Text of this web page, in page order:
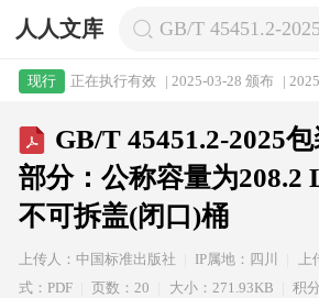
人人文库 GB/T 45451.2-
现行 正在执行有效 | 2025-03-28 颁布 |
GB/T 45451.2-2025
部分：公称容量为208.2
不可拆盖(闭口)桶
上传人：中国标准出版社 IP属地：四川
式：PDF
页数：20 大小：271.93KB 积